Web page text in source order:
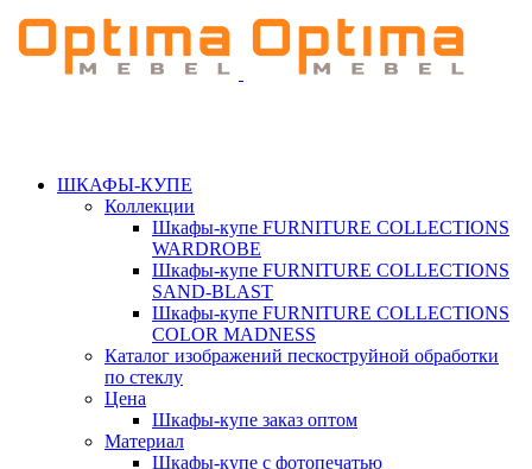
ШКАФЫ-КУПЕ
Коллекции
Шкафы-купе FURNITURE COLLECTIONS
WARDROBE
Шкафы-купе FURNITURE COLLECTIONS
SAND-BLAST
Шкафы-купе FURNITURE COLLECTIONS
COLOR MADNESS
Каталог изображений пескоструйной обработки
по стеклу
Цена
Шкафы-купе заказ оптом
Материал
Шкафы-купе с фотопечатью